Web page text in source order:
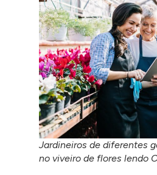
Jardineiros de diferentes
no viveiro de flores lendo